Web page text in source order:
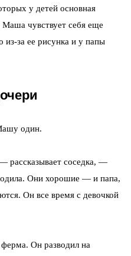
у детей основная
Маша чувствует себя еще
из-за ее рисунка и у папы
один.
рассказывает соседка, —
Они хорошие — и папа,
Он все время с девочкой
Он разводил на